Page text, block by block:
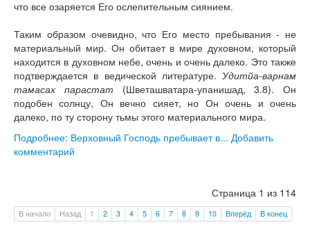
что все озаряется Его ослепительным сиянием.
Таким образом очевидно, что Его место пребывания - не
материальный мир. Он обитает в мире духовном, который
находится в духовном небе, очень и очень далеко. Это также
подтверждается в ведической литературе. Удитйа-варнам
тамасах парастат (Шветашватара-упанишад, 3.8). Он
подобен солнцу, Он вечно сияет, но Он очень и очень
далеко, по ту сторону тьмы этого материального мира.
Подробнее: Верховный Господь пребывает в... Добавить
комментарий
Страница 1 из 114
В начало Назад 1 2 3 4 5 6 7 8 9 10 Вперёд В конец